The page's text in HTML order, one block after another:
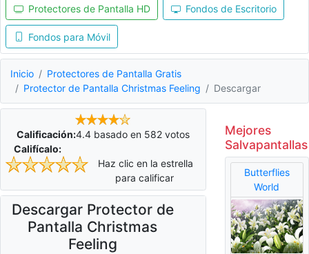
Protectores de Pantalla HD Fondos de Escritorio
Fondos para Móvil
Inicio
Protectores de Pantalla Gratis
Protector de Pantalla Christmas Feeling
Descargar
Calificación:4.4basado en 582votos
Califícalo:
Haz clic en la estrella
para calificar
Descargar Protector de
Pantalla Christmas
Feeling
Mejores
Salvapantallas
Butterflies
World